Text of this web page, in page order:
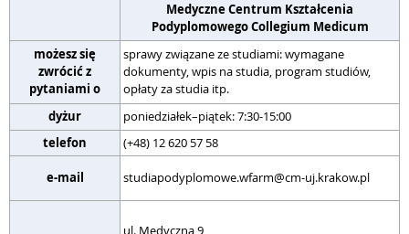
Medyczne Centrum Kształcenia
Podyplomowego Collegium Medicum
możesz się
zwrócić z
pytaniami o
sprawy związane ze studiami: wymagane
dokumenty, wpis na studia, program studiów,
opłaty za studia itp.
dyżur poniedziałek–piątek: 7:30-15:00
telefon
(+48) 12 620 57 58
e-mail studiapodyplomowe.wfarm@cm-uj.krakow.pl
ul. Medyczna 9